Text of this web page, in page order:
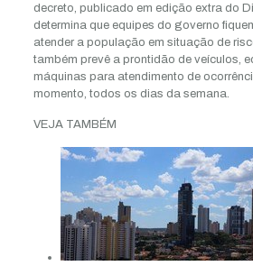
decreto, publicado em edição extra do
determina que equipes do governo
atender a população em situação de
também prevê a prontidão de veículos,
máquinas para atendimento de
momento, todos os dias da semana.
VEJA TAMBÉM